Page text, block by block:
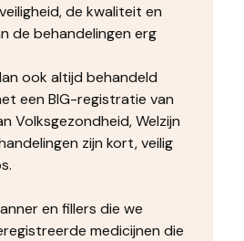
de kwaliteit en
de behandelingen erg
ook altijd behandeld
een BIG-registratie van
Volksgezondheid, Welzijn
zijn kort, veilig
en fillers die we
medicijnen die